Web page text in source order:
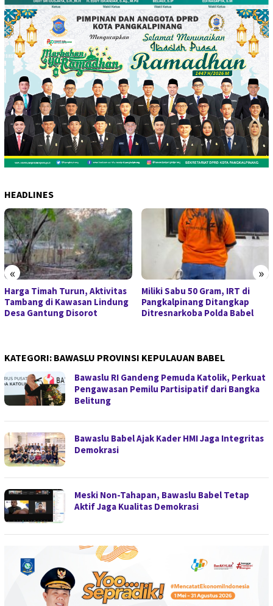
HEADLINES
« »
Harga Timah Turun, Aktivitas
Tambang di Kawasan Lindung
Desa Gantung Disorot
Miliki Sabu 50 Gram, IRT di
Pangkalpinang Ditangkap
Ditresnarkoba Polda Babel
KATEGORI: BAWASLU PROVINSI KEPULAUAN BABEL
Bawaslu RI Gandeng Pemuda Katolik, Perkuat
Pengawasan Pemilu Partisipatif dari Bangka
Belitung
Bawaslu Babel Ajak Kader HMI Jaga Integritas
Demokrasi
Meski Non-Tahapan, Bawaslu Babel Tetap
Aktif Jaga Kualitas Demokrasi